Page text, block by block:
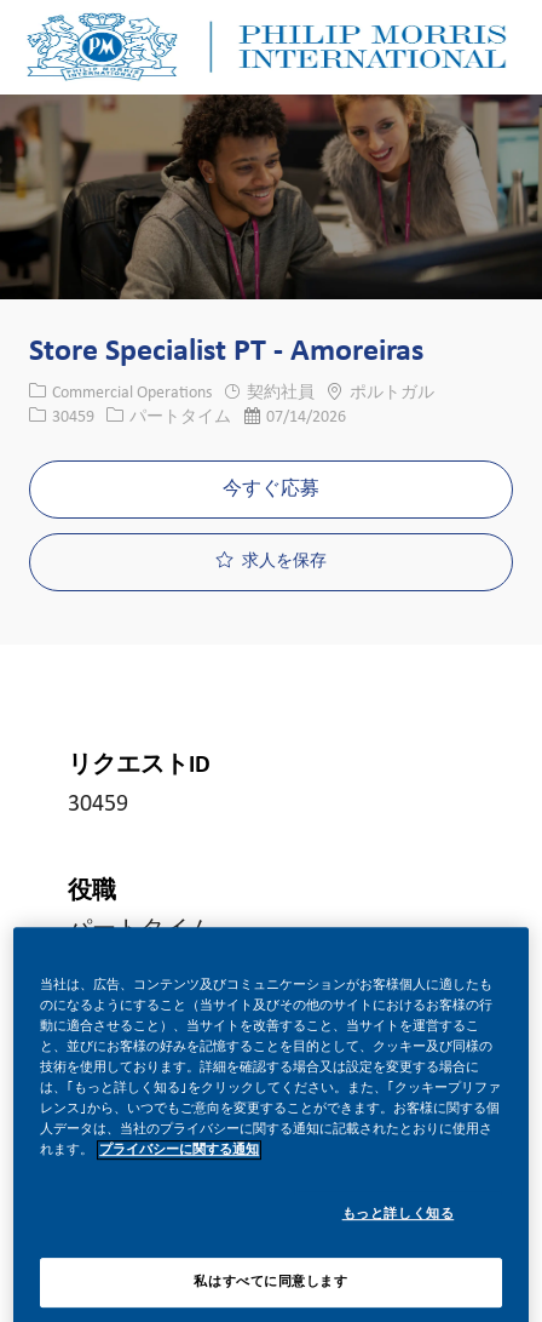
Store Specialist PT - Amoreiras
カテゴリー
Commercial Operations 契約社員 場所ポルトガル
求人ID
30459 役職パートタイム 投稿日07/14/2026
今すぐ応募
求人を保存
リクエストID
30459
役職
パートタイム
投稿日
07/14/2026
real na nova missão da PMI: converter fumadores para
os nossos produtos revolucionários sem fumo, IQOS.
Estão na linha da frente da nossa transformação, à
当社は、広告、コンテンツ及びコミュニケーションがお客様個人に適したも
のになるようにすること（当サイト及びその他のサイトにおけるお客様の行
動に適合させること）、当サイトを改善すること、当サイトを運営するこ
と、並びにお客様の好みを記憶することを目的として、クッキー及び同様の
技術を使用しております。詳細を確認する場合又は設定を変更する場合に
は、｢もっと詳しく知る｣をクリックしてください。また、｢クッキープリファ
レンス｣から、いつでもご意向を変更することができます。お客様に関する個
人データは、当社のプライバシーに関する通知に記載されたとおりに使用さ
れます。
プライバシーに関する通知
もっと詳しく知る
私はすべてに同意します